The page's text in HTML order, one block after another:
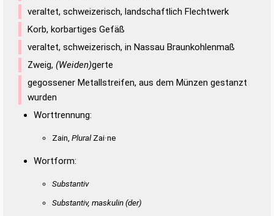
veraltet, schweizerisch, landschaftlich Flechtwerk
Korb, korbartiges Gefäß
veraltet, schweizerisch, in Nassau Braunkohlenmaß
Zweig, (Weiden)gerte
gegossener Metallstreifen, aus dem Münzen gestanzt
wurden
Worttrennung:
Zain, PluralZai·ne
Wortform:
Substantiv
Substantiv, maskulin(der)